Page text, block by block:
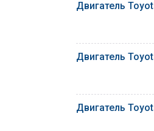
Двигатель
Двигатель
Двигатель